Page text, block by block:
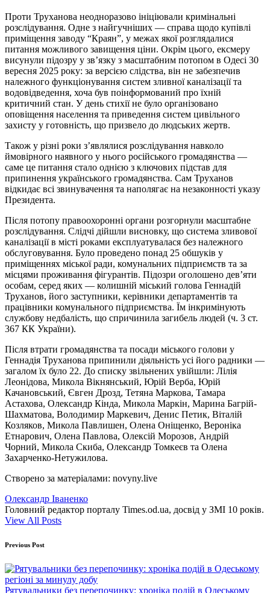
Проти Труханова неодноразово ініціювали кримінальні
розслідування. Одне з найгучніших — справа щодо купівлі
приміщення заводу “Краян”, у межах якої розглядалися
питання можливого завищення ціни. Окрім цього, ексмеру
висунули підозру у зв’язку з масштабним потопом в Одесі 30
вересня 2025 року: за версією слідства, він не забезпечив
належного функціонування систем зливної каналізації та
водовідведення, хоча був поінформований про їхній
критичний стан. У день стихії не було організовано
оповіщення населення та приведення систем цивільного
захисту у готовність, що призвело до людських жертв.
Також у різні роки з’являлися розслідування навколо
ймовірного наявного у нього російського громадянства —
саме це питання стало однією з ключових підстав для
припинення українського громадянства. Сам Труханов
відкидає всі звинувачення та наполягає на незаконності указу
Президента.
Після потопу правоохоронні органи розгорнули масштабне
розслідування. Слідчі дійшли висновку, що система зливової
каналізації в місті роками експлуатувалася без належного
обслуговування. Було проведено понад 25 обшуків у
приміщеннях міської ради, комунальних підприємств та за
місцями проживання фігурантів. Підозри оголошено дев’яти
особам, серед яких — колишній міський голова Геннадій
Труханов, його заступники, керівники департаментів та
працівники комунального підприємства. Їм інкримінують
службову недбалість, що спричинила загибель людей (ч. 3 ст.
367 КК України).
Після втрати громадянства та посади міського голови у
Геннадія Труханова припинили діяльність усі його радники —
загалом їх було 22. До списку звільнених увійшли: Лілія
Леонідова, Микола Вікнянський, Юрій Верба, Юрій
Качановський, Євген Дрозд, Тетяна Маркова, Тамара
Астахова, Олександр Кінда, Микола Маркін, Марина Багрій-
Шахматова, Володимир Маркевич, Денис Петик, Віталій
Козляков, Микола Павлишен, Олена Оніщенко, Вероніка
Етнарович, Олена Павлова, Олексій Морозов, Андрій
Чорний, Микола Скиба, Олександр Томкеєв та Олена
Захарченко-Нетужилова.
Створено за матеріалами: novyny.live
Олександр Іваненко
Головний редактор порталу Times.od.ua, досвід у ЗМІ 10 років.
View All Posts
Post
navigation
Previous Post
Рятувальники без перепочинку: хроніка подій в Одеському